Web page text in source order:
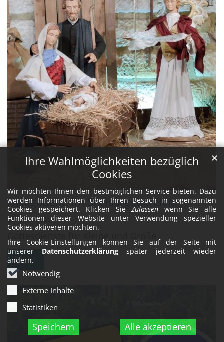
Ihre Wahlmöglichkeiten bezüglich
Cookies
Wir möchten Ihnen den bestmöglichen Service bieten. Dazu
werden Informationen über Ihren Besuch in sogenannten
Cookies gespeichert. Klicken SieZulassen wenn Sie alle
Funktionen dieser Website unter Verwendung spezieller
Cookies aktiveren möchten.
Ihre Cookie-Einstellungen können Sie auf der Seite mit
unserer Datenschutzerklärung später jederzeit wieder
ändern.
Notwendig
Externe Inhalte
Statistiken
Speichern Alle akzeptieren
✕
Heiligabend im Seelsorgebereich
22. Dez. 2025
Mehr